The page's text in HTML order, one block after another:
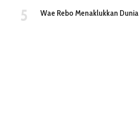
Wae Rebo Menaklukkan Dunia